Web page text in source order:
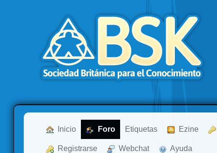
Inicio Foro Etiquetas Ezine
Registrarse Webchat Ayuda